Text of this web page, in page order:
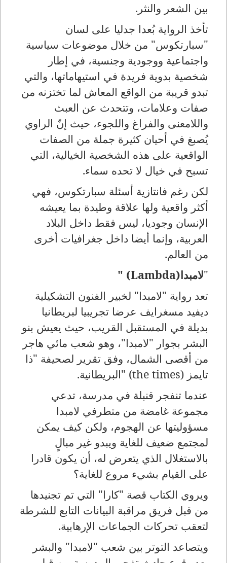
بين الشعر والنثر .
تأخذ الرواية بُعدا جدليا على لسان
"سبارتكوس" من خلال موضوعات سياسية
واجتماعية ووجودية وجنسية، في إطار
شخصية بدوية فريدة في استيهاماتها، والتي
تبدو قريبة من الواقع المعاش لما تختزنه من
صفات وعلامات، وتتحدث عن العبث
واللامعنى والفراغ واللجوء، حيث إنّ الراوي
يُصبغ في أحيان كثيرة جملة من الصفات
الواقعية على هذه الشخصية الخيالية، التي
تسبح في خيال لا تحده سماء.
لكن رغم فانتازية أسئلة سبارتكوس، فهي
أكثر واقعية ولها علاقة وطيدة بما يعيشه
الإنسان وجوديا، ليس فقط داخل البلاد
العربية، وإنما أيضا داخل جغرافيات أخرى
من العالم.
"لامبدا" (Lambda)
تعد رواية "لامبدا" لخبير الفنون التشكيلية
ديفيد مسغرايف عرضا تجريبيا لبريطانيا
بديلة في المستقبل القريب، حيث يعيش بنو
البشر بجوار "لامبدا"، وهو شعب مائي هاجر
من أقصى الشمال، وفق تقرير لصحيفة "ذا
تايمز " (the times)البريطانية.
عندما تنفجر قنبلة في مدرسة، تدعي
مجموعة غامضة من متطرفي لامبدا
مسؤوليتها عن الهجوم، ولكن كيف يمكن
لمجتمع ضعيف للغاية ويبدو غير مبالٍ
بالاستغلال الذي يتعرض له، أن يكون قادرا
على القيام بشيء مروع للغاية؟
ويروي الكتاب قصة "كارا" التي تم تجنيدها
من قبل فريق مراقبة البيانات التابع للشرطة
لتعقب تحركات الجماعات الإرهابية.
ويتصاعد التوتر بين شعب "لامبدا" والبشر